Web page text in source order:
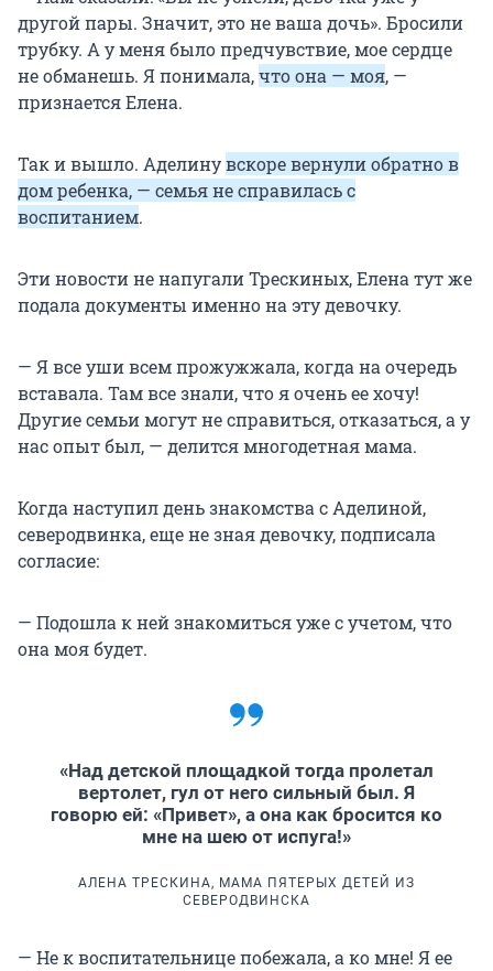
другой пары. Значит, это не ваша дочь». Бросили
трубку. А у меня было предчувствие, мое сердце
не обманешь. Я понимала,что она — моя, —
признается Елена.
Так и вышло. Аделинувскоре вернули обратно в
дом ребенка, — семья не справилась с
воспитанием.
Эти новости не напугали Трескиных, Елена тут же
подала документы именно на эту девочку.
— Я все уши всем прожужжала, когда на очередь
вставала. Там все знали, что я очень ее хочу!
Другие семьи могут не справиться, отказаться, а у
нас опыт был, — делится многодетная мама.
Когда наступил день знакомства с Аделиной,
северодвинка, еще не зная девочку, подписала
согласие:
— Подошла к ней знакомиться уже с учетом, что
она моя будет.
«Над детской площадкой тогда пролетал
вертолет, гул от него сильный был. Я
говорю ей: «Привет», а она как бросится ко
мне на шею от испуга!»
АЛЕНА ТРЕСКИНА, МАМА ПЯТЕРЫХ ДЕТЕЙ ИЗ
СЕВЕРОДВИНСКА
— Не к воспитательнице побежала, а ко мне! Я ее